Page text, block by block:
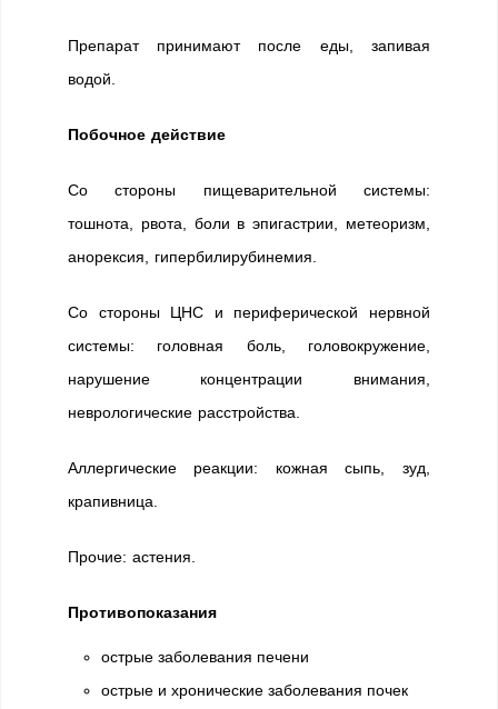
Препарат принимают после еды, запивая
водой.
Побочное действие
Со стороны пищеварительной системы:
тошнота, рвота, боли в эпигастрии, метеоризм,
анорексия, гипербилирубинемия.
Со стороны ЦНС и периферической нервной
системы: головная боль, головокружение,
нарушение концентрации внимания,
неврологические расстройства.
Аллергические реакции: кожная сыпь, зуд,
крапивница.
Прочие: астения.
Противопоказания
острые заболевания печени
острые и хронические заболевания почек